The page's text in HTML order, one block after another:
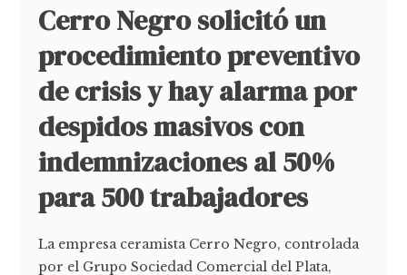
Cerro Negro solicitó un
procedimiento preventivo
de crisis y hay alarma por
despidos masivos con
indemnizaciones al 50%
para 500 trabajadores
La empresa ceramista Cerro Negro, controlada
por el Grupo Sociedad Comercial del Plata,